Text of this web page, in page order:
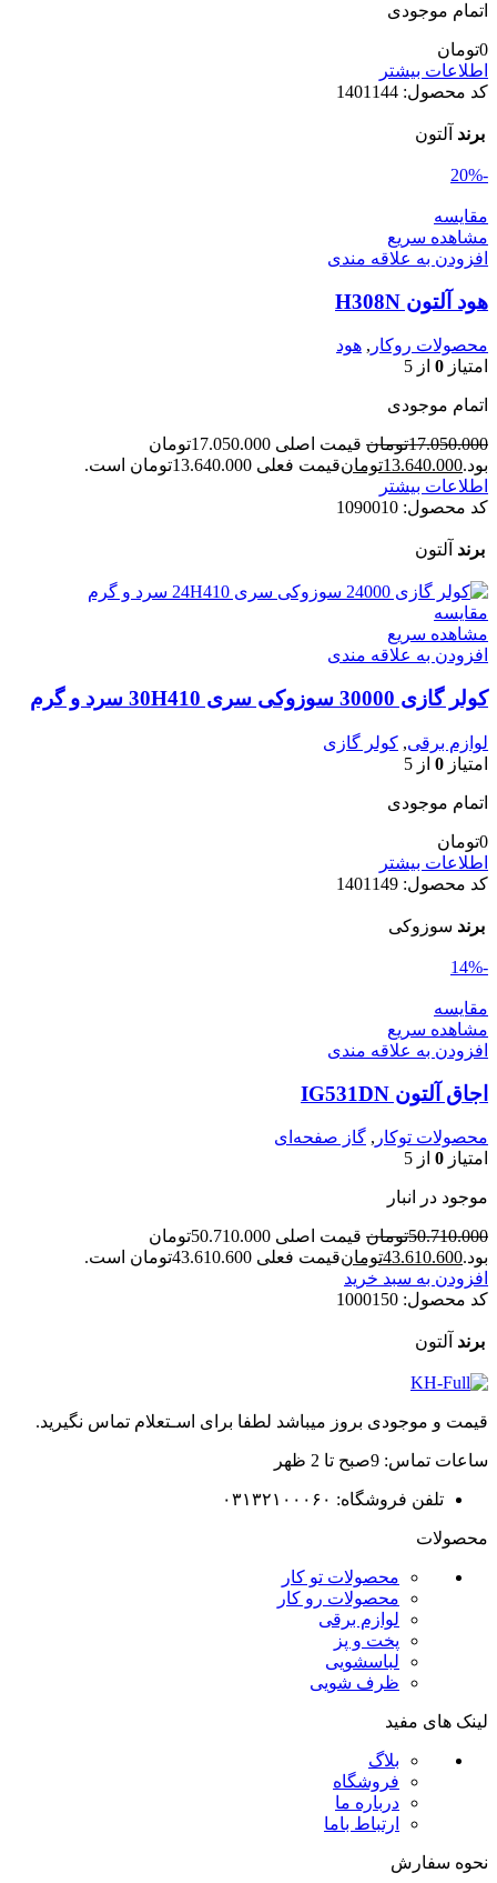
اتمام موجودی
0تومان
اطلاعات بیشتر
کد محصول: 1401144
برند آلتون
-20%
مقایسه
مشاهده سریع
افزودن به علاقه مندی
هود آلتون H308N
محصولات روکار , هود
امتیاز 0 از 5
اتمام موجودی
17.050.000تومان
قیمت اصلی 17.050.000تومان
بود.13.640.000تومانقیمت فعلی 13.640.000تومان است.
اطلاعات بیشتر
کد محصول: 1090010
برند آلتون
مقایسه
مشاهده سریع
افزودن به علاقه مندی
کولر گازی 30000 سوزوکی سری 30H410 سرد و گرم
لوازم برقی, کولر گازی
امتیاز 0 از 5
اتمام موجودی
0تومان
اطلاعات بیشتر
کد محصول: 1401149
برند سوزوکی
-14%
مقایسه
مشاهده سریع
افزودن به علاقه مندی
اجاق آلتون IG531DN
محصولات توکار , گاز صفحه‌ای
امتیاز 0 از 5
موجود در انبار
50.710.000تومان
قیمت اصلی 50.710.000تومان
بود.43.610.600تومانقیمت فعلی 43.610.600تومان است.
افزودن به سبد خرید
کد محصول: 1000150
برند آلتون
قیمت و موجودی بروز میباشد لطفا برای اسـتعلام تماس نگیرید.
ساعات تماس: 9صبح تا 2 ظهر
تلفن فروشگاه: ۰۳۱۳۲۱۰۰۰۶۰
محصولات
محصولات تو کار
محصولات رو کار
لوازم برقی
پخت و پز
لباسشویی
ظرف شویی
لینک های مفید
بلاگ
فروشگاه
درباره ما
ارتباط باما
نحوه سفارش